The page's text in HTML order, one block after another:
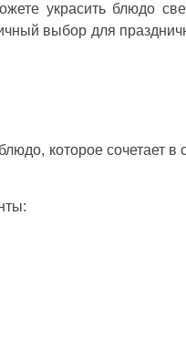
украсить блюдо
выбор для
которое сочетает в